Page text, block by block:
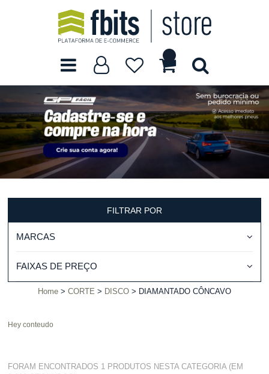
FILTRAR POR
MARCAS
FAIXAS DE PREÇO
Home CORTE DISCO DIAMANTADO CÔNCAVO
Hey conteudo
FORAM ENCONTRADOS 1 PRODUTOS NESTA CATEGORIA (EM